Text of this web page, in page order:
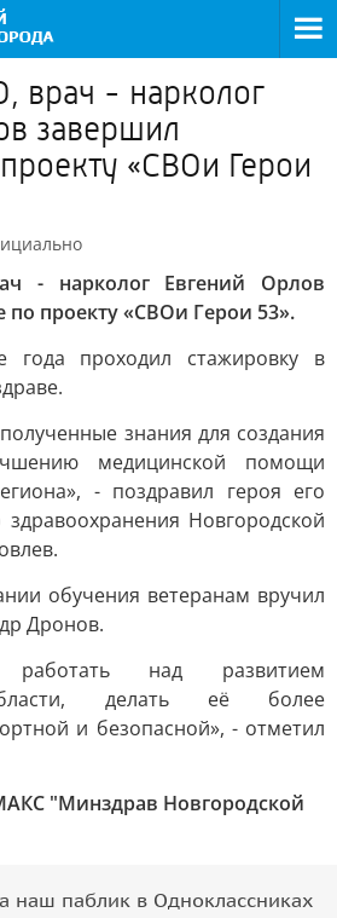
врач - нарколог
завершил
«СВОи Герои
- нарколог Евгений Орлов
проекту «СВОи Герои 53».
года проходил стажировку в
знания для создания
медицинской помощи
- поздравил героя его
здравоохранения Новгородской
обучения ветеранам вручил
Дронов.
над развитием
делать её более
и безопасной», - отметил
"Минздрав Новгородской
наш паблик в Одноклассниках